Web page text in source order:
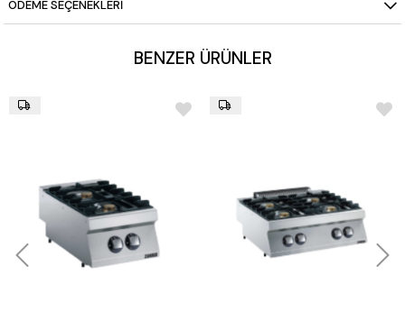
ÖDEME SEÇENEKLERI
BENZER ÜRÜNLER